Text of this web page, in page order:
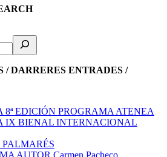
DARRERES ENTRADES /
8ª EDICIÓN PROGRAMA ATENEA
IX BIENAL INTERNACIONAL
PALMARÉS